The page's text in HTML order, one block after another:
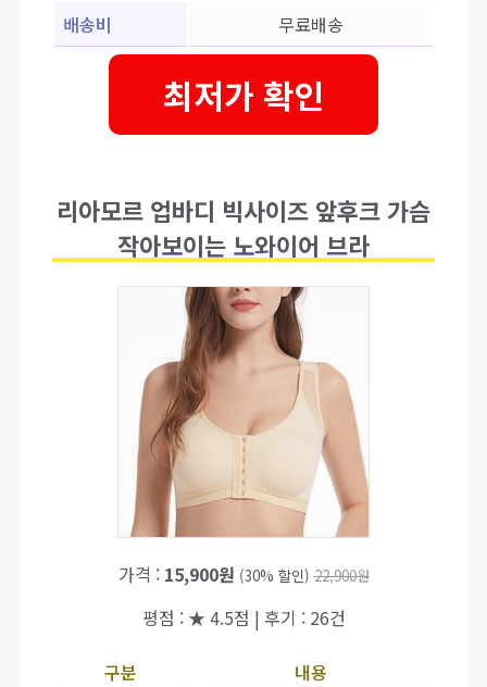
배송비
무료배송
최저가 확인
리아모르 업바디 빅사이즈 앞후크 가슴
작아보이는 노와이어 브라
가격 : 15,900원 (30% 할인) 22,900원
평점 : ★ 4.5점 | 후기 : 26건
구분
내용